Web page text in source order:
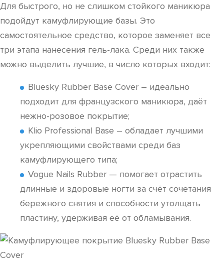
Для быстрого, но не слишком стойкого маникюра
подойдут камуфлирующие базы. Это
самостоятельное средство, которое заменяет все
три этапа нанесения гель-лака. Среди них также
можно выделить лучшие, в число которых входит:
Bluesky Rubber Base Cover – идеально
подходит для французского маникюра, даёт
нежно-розовое покрытие;
Klio Professional Base – обладает лучшими
укрепляющими свойствами среди баз
камуфлирующего типа;
Vogue Nails Rubber — помогает отрастить
длинные и здоровые ногти за счёт сочетания
бережного снятия и способности утолщать
пластину, удерживая её от обламывания.